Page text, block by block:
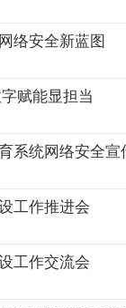
络安全新蓝图
赋能显担当
系统网络安全
工作推进会
工作交流会